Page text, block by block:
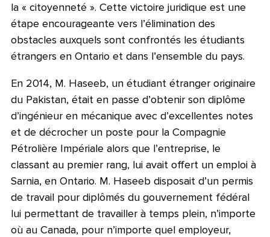
la « citoyenneté ». Cette victoire juridique est une
étape encourageante vers l’élimination des
obstacles auxquels sont confrontés les étudiants
étrangers en Ontario et dans l’ensemble du pays.
En 2014, M. Haseeb, un étudiant étranger originaire
du Pakistan, était en passe d’obtenir son diplôme
d’ingénieur en mécanique avec d’excellentes notes
et de décrocher un poste pour la Compagnie
Pétrolière Impériale alors que l’entreprise, le
classant au premier rang, lui avait offert un emploi à
Sarnia, en Ontario. M. Haseeb disposait d’un permis
de travail pour diplômés du gouvernement fédéral
lui permettant de travailler à temps plein, n’importe
où au Canada, pour n’importe quel employeur,